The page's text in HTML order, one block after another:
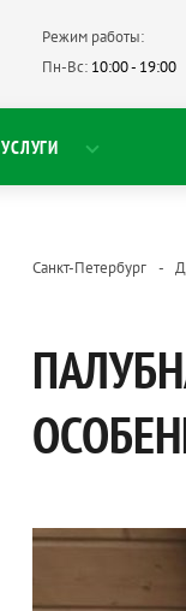
УСЛУГИ
Режим работы:
Пн-Вс: 10:00 - 19:00
Санкт-Петербург